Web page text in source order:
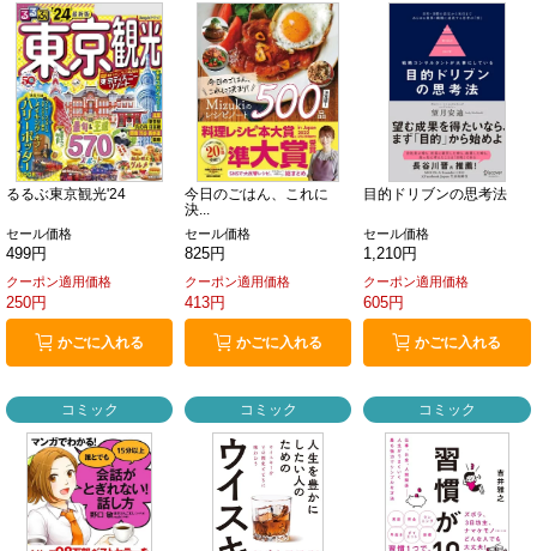
るるぶ東京観光'24
セール価格
499円
クーポン適用価格
250円
かごに入れる
今日のごはん、これに
決...
セール価格
825円
クーポン適用価格
413円
かごに入れる
目的ドリブンの思考法
セール価格
1,210円
クーポン適用価格
605円
かごに入れる
コミック コミック コミック